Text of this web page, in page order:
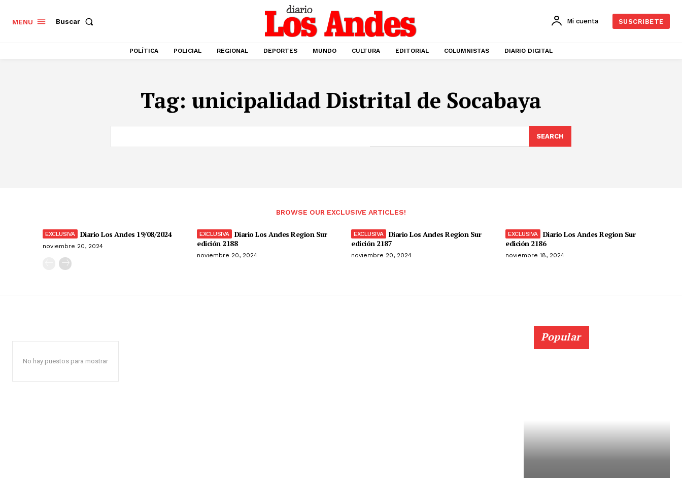
MENU Buscar Mi cuenta SUSCRIBETE
POLÍTICA POLICIAL REGIONAL DEPORTES MUNDO CULTURA EDITORIAL COLUMNISTAS DIARIO DIGITAL
Tag: unicipalidad Distrital de Socabaya
SEARCH
BROWSE OUR EXCLUSIVE ARTICLES!
Diario Los Andes 19/08/2024
noviembre 20, 2024
Diario Los Andes Region Sur
edición 2188
noviembre 20, 2024
Diario Los Andes Region Sur
edición 2187
noviembre 20, 2024
Diario Los Andes Region Sur
edición 2186
noviembre 18, 2024
No hay puestos para mostrar
Popular